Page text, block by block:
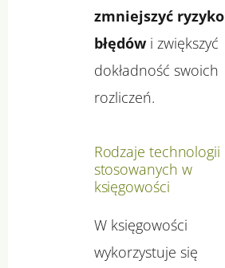
zmniejszyć ryzyko
błędówi zwiększyć
dokładność swoich
rozliczeń.
Rodzaje technologii
stosowanych w
księgowości
W księgowości
wykorzystuje się